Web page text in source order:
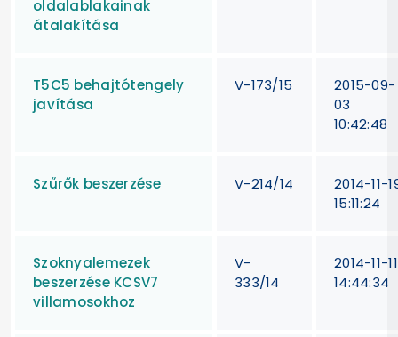
oldalablakainak
átalakítása
T5C5 behajtótengely
javítása
V-173/15
2015-09-
03
10:42:48
Szűrők beszerzése V-214/14
2014-11-
15:11:24
Szoknyalemezek
beszerzése KCSV7
villamosokhoz
V-
333/14
2014-11-11
14:44:34